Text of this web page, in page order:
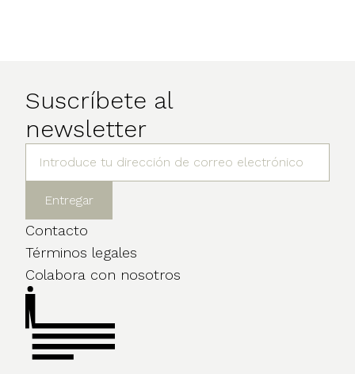
Suscríbete al
newsletter
Contacto
Términos legales
Colabora con nosotros